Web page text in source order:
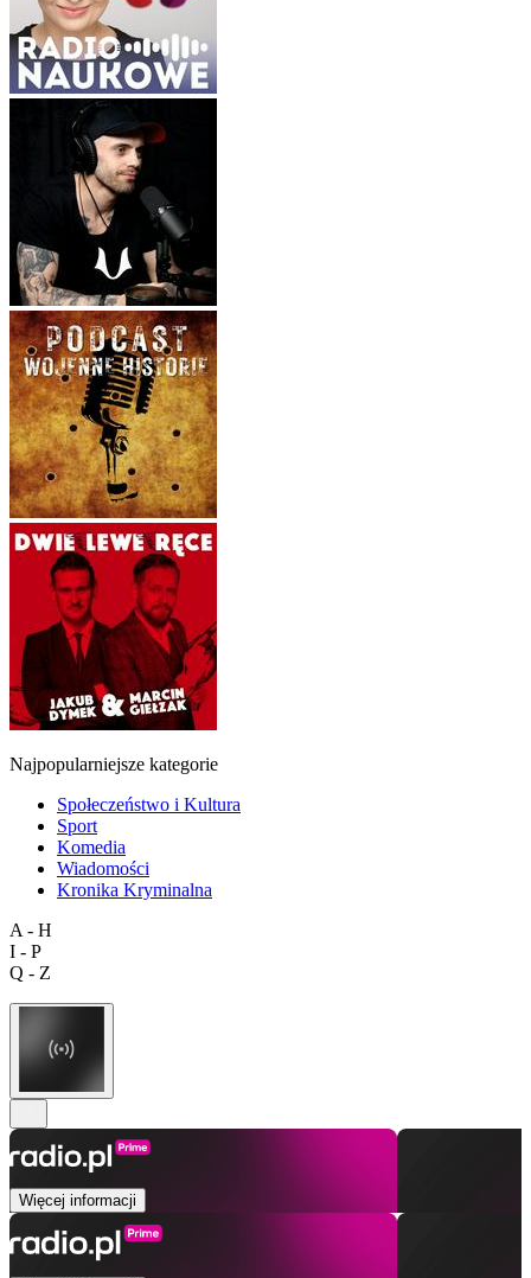
Najpopularniejsze kategorie
Społeczeństwo i Kultura
Sport
Komedia
Wiadomości
Kronika Kryminalna
A - H
I - P
Q - Z
Więcej informacji